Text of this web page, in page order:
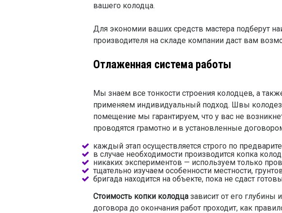
вашего колодца.
Для экономии ваших средств мастера подберут
производителя на складе компании даст вам
Отлаженная система работы
Мы знаем все тонкости строения колодцев, а
применяем индивидуальный подход. Швы
помещение мы гарантируем, что у вас не
проводятся грамотно и в установленные
каждый этап осуществляется строго по
в случае необходимости производится копка
никаких экспериментов — используем только
тщательно изучаем особенности местности,
бригада находится на объекте, пока не сдаст
Стоимость копки колодца зависит от его глубины
договора до окончания работ проходит, как